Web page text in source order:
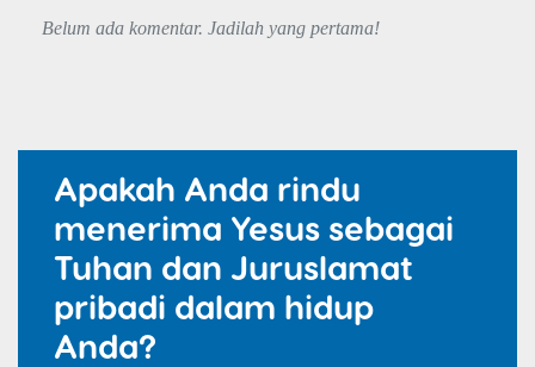
Belum ada komentar. Jadilah yang pertama!
Apakah Anda rindu
menerima Yesus sebagai
Tuhan dan Juruslamat
pribadi dalam hidup
Anda?